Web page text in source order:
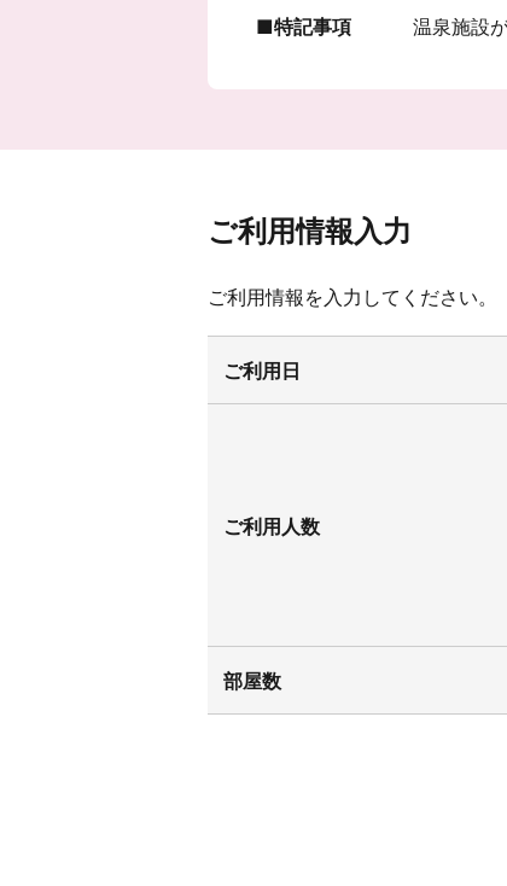
特記事項
温泉施設
ご利用情報入力
ご利用情報を入力してください。
ご利用日
ご利用人数
部屋数